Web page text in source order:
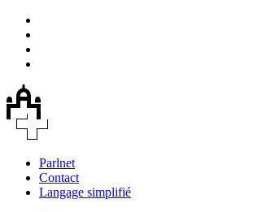
Parlnet
Contact
Langage simplifié